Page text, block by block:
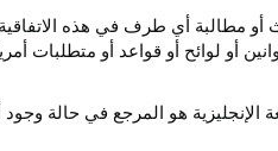
أو مطالبة أي طرف في هذه
أو لوائح أو قواعد أو متطلبات
الإنجليزية هو المرجع في حالة وجود